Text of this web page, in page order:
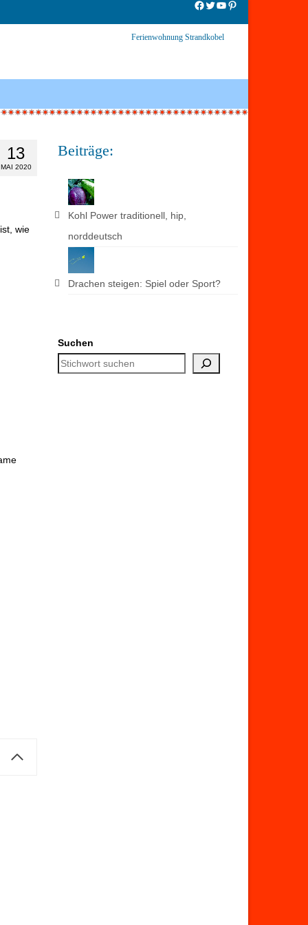
Facebook
Twitter
YouTube
Pinterest
Ferienwohnung Strandkobel
13
MAI 2020
wie
Beiträge:
Kohl Power traditionell, hip,
norddeutsch
Drachen steigen: Spiel oder Sport?
Suchen